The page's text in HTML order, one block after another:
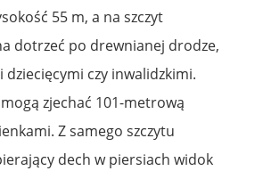
55 m, a na szczyt
dotrzeć po drewnianej drodze,
dziecięcymi czy inwalidzkimi.
zjechać 101-metrową
Z samego szczytu
dech w piersiach widok